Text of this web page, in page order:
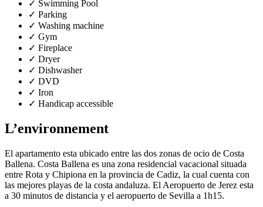
✓ Swimming Pool
✓ Parking
✓ Washing machine
✓ Gym
✓ Fireplace
✓ Dryer
✓ Dishwasher
✓ DVD
✓ Iron
✓ Handicap accessible
L’environnement
El apartamento esta ubicado entre las dos zonas de ocio de Costa
Ballena. Costa Ballena es una zona residencial vacacional situada
entre Rota y Chipiona en la provincia de Cadiz, la cual cuenta con
las mejores playas de la costa andaluza. El Aeropuerto de Jerez esta
a 30 minutos de distancia y el aeropuerto de Sevilla a 1h15.